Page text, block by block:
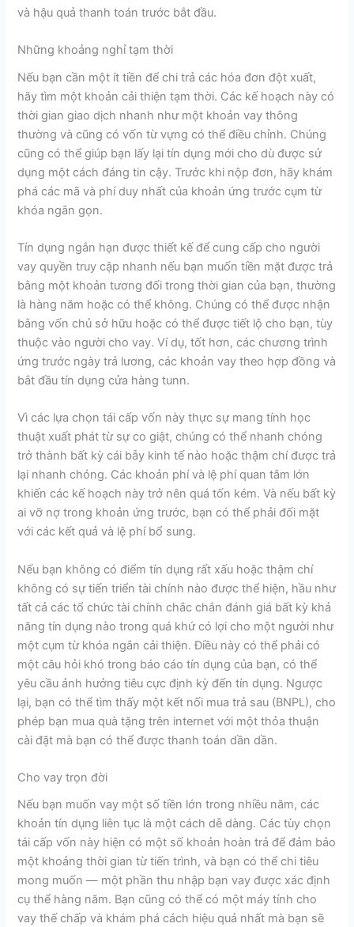
và hậu quả thanh toán trước bắt đầu.
Những khoảng nghỉ tạm thời
Nếu bạn cần một ít tiền để chi trả các hóa đơn đột xuất,
hãy tìm một khoản cải thiện tạm thời. Các kế hoạch này có
thời gian giao dịch nhanh như một khoản vay thông
thường và cũng có vốn từ vựng có thể điều chỉnh. Chúng
cũng có thể giúp bạn lấy lại tín dụng mới cho dù được sử
dụng một cách đáng tin cậy. Trước khi nộp đơn, hãy khám
phá các mã và phí duy nhất của khoản ứng trước cụm từ
khóa ngắn gọn.
Tín dụng ngắn hạn được thiết kế để cung cấp cho người
vay quyền truy cập nhanh nếu bạn muốn tiền mặt được trả
bằng một khoản tương đối trong thời gian của bạn, thường
là hàng năm hoặc có thể không. Chúng có thể được nhận
bằng vốn chủ sở hữu hoặc có thể được tiết lộ cho bạn, tùy
thuộc vào người cho vay. Ví dụ, tốt hơn, các chương trình
ứng trước ngày trả lương, các khoản vay theo hợp đồng và
bắt đầu tín dụng cửa hàng tunn.
Vì các lựa chọn tái cấp vốn này thực sự mang tính học
thuật xuất phát từ sự co giật, chúng có thể nhanh chóng
trở thành bất kỳ cái bẫy kinh tế nào hoặc thậm chí được trả
lại nhanh chóng. Các khoản phí và lệ phí quan tâm lớn
khiến các kế hoạch này trở nên quá tốn kém. Và nếu bất kỳ
ai vỡ nợ trong khoản ứng trước, bạn có thể phải đối mặt
với các kết quả và lệ phí bổ sung.
Nếu bạn không có điểm tín dụng rất xấu hoặc thậm chí
không có sự tiến triển tài chính nào được thể hiện, hầu như
tất cả các tổ chức tài chính chắc chắn đánh giá bất kỳ khả
năng tín dụng nào trong quá khứ có lợi cho một người như
một cụm từ khóa ngắn cải thiện. Điều này có thể phải có
một câu hỏi khó trong báo cáo tín dụng của bạn, có thể
yêu cầu ảnh hưởng tiêu cực định kỳ đến tín dụng. Ngược
lại, bạn có thể tìm thấy một kết nối mua trả sau (BNPL), cho
phép bạn mua quà tặng trên internet với một thỏa thuận
cài đặt mà bạn có thể được thanh toán dần dần.
Cho vay trọn đời
Nếu bạn muốn vay một số tiền lớn trong nhiều năm, các
khoản tín dụng liên tục là một cách dễ dàng. Các tùy chọn
tái cấp vốn này hiện có một số khoản hoàn trả để đảm bảo
một khoảng thời gian từ tiến trình, và bạn có thể chi tiêu
mong muốn — một phần thu nhập bạn vay được xác định
cụ thể hàng năm. Bạn cũng có thể có một máy tính cho
vay thế chấp và khám phá cách hiệu quả nhất mà bạn sẽ